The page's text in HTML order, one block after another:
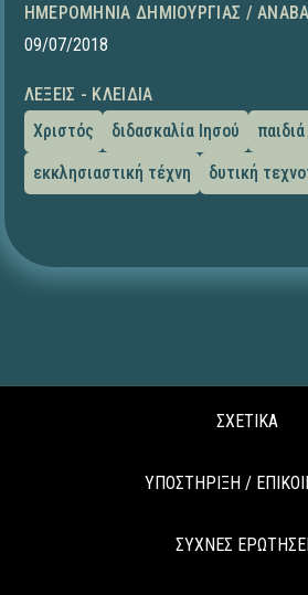
ΗΜΕΡΟΜΗΝΊΑ ΔΗΜΙΟΥΡΓΊΑΣ /
09/07/2018
ΛΈΞΕΙΣ - ΚΛΕΙΔΙΆ
Χριστός
διδασκαλία Ιησού
παιδιά
εκκλησιαστική τέχνη
δυτική
ΣΧΕΤΙΚΑ
ΥΠΟΣΤΗΡΙΞΗ /
ΣΥΧΝΕΣ